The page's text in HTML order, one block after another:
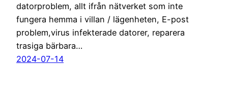
datorproblem, allt ifrån nätverket som inte
fungera hemma i villan / lägenheten, E-post
problem,virus infekterade datorer, reparera
trasiga bärbara…
2024-07-14